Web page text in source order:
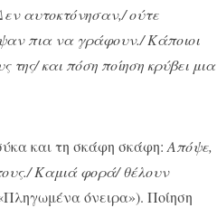
αυτοκτόνησαν,/ ούτε
πια να γράφουν./ Κάποιοι
της/ και πόση ποίηση κρύβει μια
και τη σκάφη σκάφη:Απόψε,
Καμιά φορά/ θέλουν
όνειρα»). Ποίηση